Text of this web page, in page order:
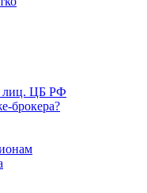
ЦБ РФ
брокера?